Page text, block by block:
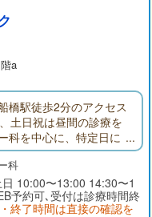
a
橋駅徒歩2分のアクセス
土日祝は昼間の診療を
科を中心に、特定日に
染症・AGA・ED・禁煙
帰りや休日の急な体
。
科
10:00〜13:00 14:30〜1
約可､受付は診療時間終
終了時間は直接の確認を